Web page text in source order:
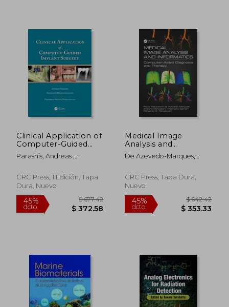
45%
dcto.
45%
dcto.
Clinical Application of
Computer-Guided
Implant Surgery (en
Inglés)
Parashis, Andreas ;
Panagiotis
CRC Press, 1 Edición, Tapa
Dura, Nuevo
$ 372.58
Medical Image
Analysis and
Informatics:
Computer-Aided
Therapy (en Inglés)
De Azevedo-Marques,
Mencattini, Arianna ;
Salmeri, Marcello
CRC Press, Tapa Dura,
Nuevo
45%
dcto.